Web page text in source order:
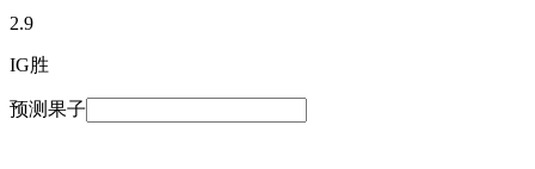
2.9
IG胜
预测果子